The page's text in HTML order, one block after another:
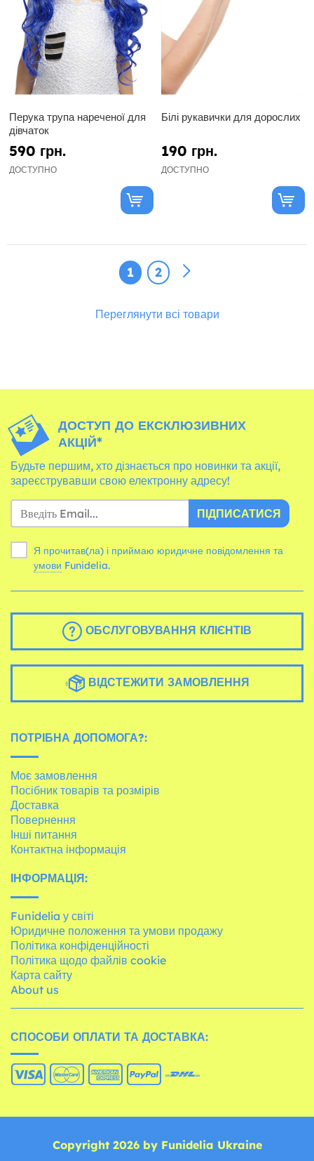
Перука трупа нареченої для
дівчаток
590 грн.
ДОСТУПНО
Білі рукавички для дорослих
190 грн.
ДОСТУПНО
1 2
Переглянути всі товари
ДОСТУП ДО ЕКСКЛЮЗИВНИХ
АКЦІЙ*
Будьте першим, хто дізнається про новинки та акції,
зареєструвавши свою електронну адресу!
ПІДПИСАТИСЯ
Я прочитав(ла) і приймаю юридичне повідомлення та
умови Funidelia.
ОБСЛУГОВУВАННЯ КЛІЄНТІВ
ВІДСТЕЖИТИ ЗАМОВЛЕННЯ
ПОТРІБНА ДОПОМОГА?:
Моє замовлення
Посібник товарів та розмірів
Доставка
Повернення
Інші питання
Контактна інформація
ІНФОРМАЦІЯ:
Funidelia у світі
Юридичне положення та умови продажу
Політика конфіденційності
Політика щодо файлів cookie
Карта сайту
About us
СПОСОБИ ОПЛАТИ ТА ДОСТАВКА:
Copyright 2026 by Funidelia Ukraine